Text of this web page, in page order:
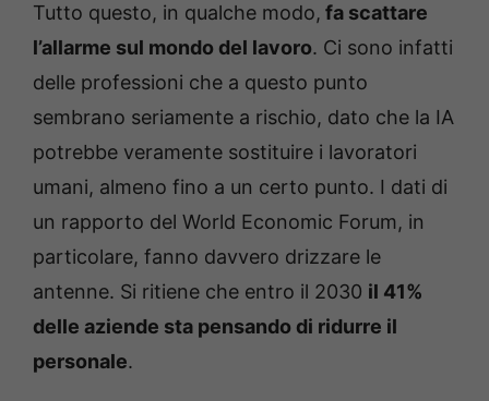
Tutto questo, in qualche modo, fa scattare
l’allarme sul mondo del lavoro. Ci sono infatti
delle professioni che a questo punto
sembrano seriamente a rischio, dato che la IA
potrebbe veramente sostituire i lavoratori
umani, almeno fino a un certo punto. I dati di
un rapporto del World Economic Forum, in
particolare, fanno davvero drizzare le
antenne. Si ritiene che entro il 2030 il 41%
delle aziende sta pensando di ridurre il
personale.